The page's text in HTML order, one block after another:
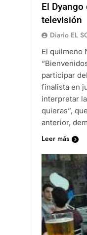
El
televisión
Diario EL
El quilmeño
participar
finalista en
interpretar
quieras”,
anterior,
Leer más